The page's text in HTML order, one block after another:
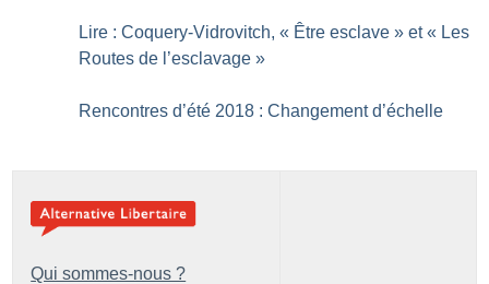
Lire : Coquery-­Vidrovitch, « Être esclave » et « Les
Routes de l’esclavage »
Rencontres d’été 2018 : Changement d’échelle
Qui sommes-nous ?